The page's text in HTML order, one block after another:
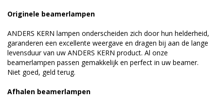
Originele beamerlampen
ANDERS KERN lampen onderscheiden zich door hun helderheid,
garanderen een excellente weergave en dragen bij aan de lange
levensduur van uw ANDERS KERN product. Al onze
beamerlampen passen gemakkelijk en perfect in uw beamer.
Niet goed, geld terug.
Afhalen beamerlampen